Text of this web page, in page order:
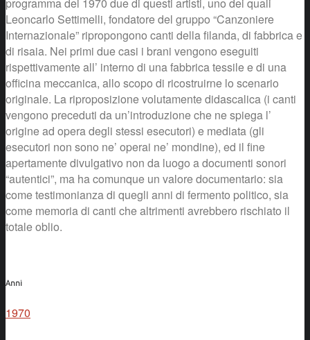
Leoncarlo Settimelli, fondatore del gruppo “Canzoniere
Internazionale” ripropongono canti della filanda, di fabbrica e
di risaia. Nei primi due casi i brani vengono eseguiti
rispettivamente all’ interno di una fabbrica tessile e di una
officina meccanica, allo scopo di ricostruirne lo scenario
originale. La riproposizione volutamente didascalica (i canti
vengono preceduti da un’introduzione che ne spiega l’
origine ad opera degli stessi esecutori) e mediata (gli
esecutori non sono ne’ operai ne’ mondine), ed il fine
apertamente divulgativo non da luogo a documenti sonori
“autentici”, ma ha comunque un valore documentario: sia
come testimonianza di quegli anni di fermento politico, sia
come memoria di canti che altrimenti avrebbero rischiato il
totale oblio.
Anni
1970